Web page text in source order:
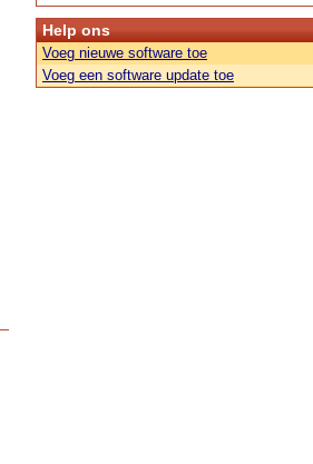
Help ons
Voeg nieuwe software toe
Voeg een software update toe